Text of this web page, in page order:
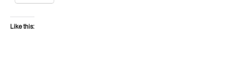
Like this: